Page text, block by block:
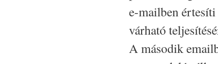
e-mailben értesíti
várható
A második